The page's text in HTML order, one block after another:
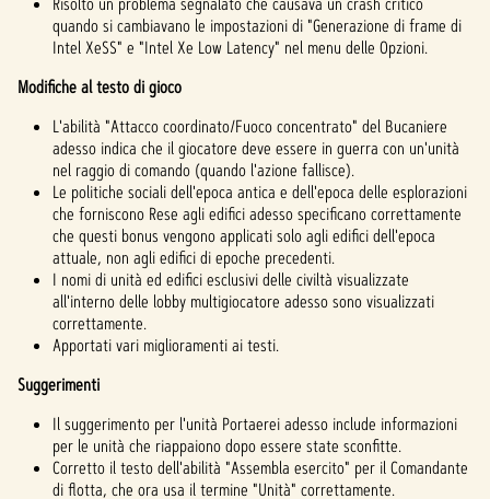
quando si cambiavano le impostazioni di "Generazione di frame di
Intel XeSS" e "Intel Xe Low Latency" nel menu delle Opzioni.
Modifiche al testo di gioco
L'abilità "Attacco coordinato/Fuoco concentrato" del Bucaniere
adesso indica che il giocatore deve essere in guerra con un'unità
nel raggio di comando (quando l'azione fallisce).
Le politiche sociali dell'epoca antica e dell'epoca delle esplorazioni
che forniscono Rese agli edifici adesso specificano correttamente
che questi bonus vengono applicati solo agli edifici dell'epoca
attuale, non agli edifici di epoche precedenti.
I nomi di unità ed edifici esclusivi delle civiltà visualizzate
all'interno delle lobby multigiocatore adesso sono visualizzati
correttamente.
Apportati vari miglioramenti ai testi.
Suggerimenti
Il suggerimento per l'unità Portaerei adesso include informazioni
per le unità che riappaiono dopo essere state sconfitte.
Corretto il testo dell'abilità "Assembla esercito" per il Comandante
di flotta, che ora usa il termine "Unità" correttamente.